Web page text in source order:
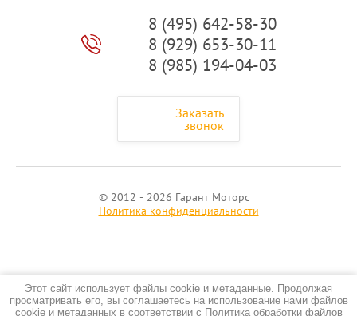
8 (495) 642-58-30
8 (929) 653-30-11
8 (985) 194-04-03
Заказать
звонок
© 2012 - 2026 Гарант Моторс
Политика конфиденциальности
Этот сайт использует файлы cookie и метаданные. Продолжая
просматривать его, вы соглашаетесь на использование нами файлов
cookie и метаданных в соответствии с Политика обработки файлов